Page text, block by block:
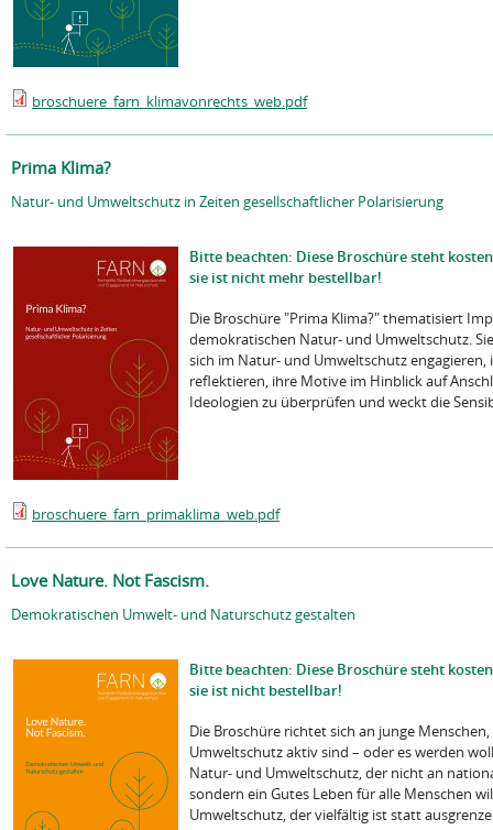
broschuere_farn_klimavonrechts_web.pdf
Prima Klima?
Natur- und Umweltschutz in Zeiten gesellschaftlicher Polarisierung
Bitte beachten: Diese Broschüre steht
sie ist nicht mehr bestellbar!
Die Broschüre "Prima Klima?" thematisiert
demokratischen Natur- und Umweltschutz.
sich im Natur- und Umweltschutz engagieren,
reflektieren, ihre Motive im Hinblick auf
Ideologien zu überprüfen und weckt die
broschuere_farn_primaklima_web.pdf
Love Nature. Not Fascism.
Demokratischen Umwelt- und Naturschutz gestalten
Bitte beachten: Diese Broschüre steht
sie ist nicht bestellbar!
Die Broschüre richtet sich an junge
Umweltschutz aktiv sind – oder es werden
Natur- und Umweltschutz, der nicht an
sondern ein Gutes Leben für alle Menschen
Umweltschutz, der vielfältig ist statt